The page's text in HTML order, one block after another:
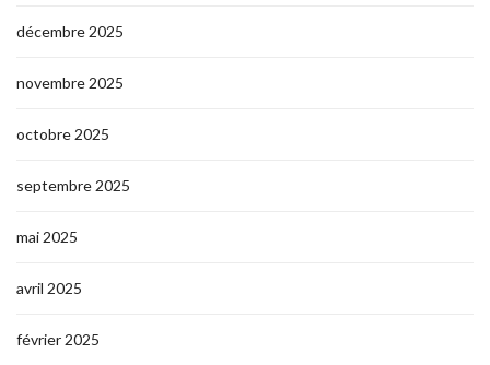
décembre 2025
novembre 2025
octobre 2025
septembre 2025
mai 2025
avril 2025
février 2025